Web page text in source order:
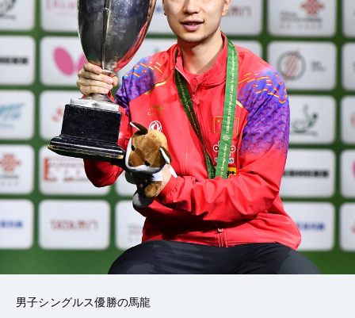
男子シングルス優勝の馬龍